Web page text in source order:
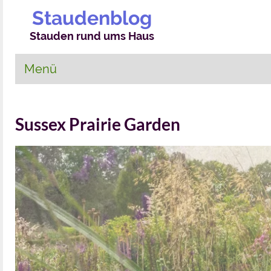
Staudenblog
Stauden rund ums Haus
Menü
Sussex Prairie Garden